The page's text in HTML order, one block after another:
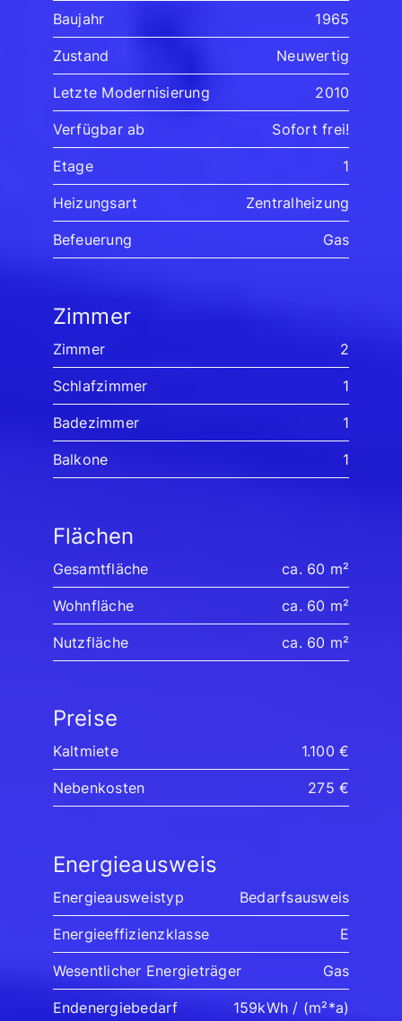
Baujahr 1965
Zustand Neuwertig
Letzte Modernisierung 2010
Verfügbar ab Sofort frei!
Etage 1
Heizungsart Zentralheizung
Befeuerung Gas
Zimmer
Zimmer 2
Schlafzimmer 1
Badezimmer 1
Balkone 1
Flächen
Gesamtfläche ca. 60 m²
Wohnfläche ca. 60 m²
Nutzfläche ca. 60 m²
Preise
Kaltmiete 1.100 €
Nebenkosten 275 €
Energieausweis
Energieausweistyp Bedarfsausweis
Energieeffizienzklasse E
Wesentlicher Energieträger Gas
Endenergiebedarf 159kWh / (m²*a)